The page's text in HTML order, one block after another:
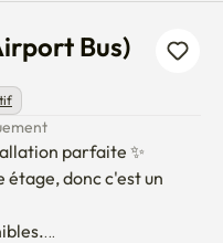
Bus)
parfaite ✨
étage, donc c'est un